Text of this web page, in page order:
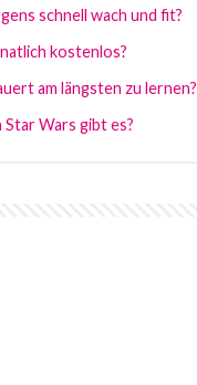
schnell wach und fit?
kostenlos?
am längsten zu lernen?
Star Wars gibt es?